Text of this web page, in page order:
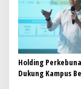
Holding
Dukung Kampus